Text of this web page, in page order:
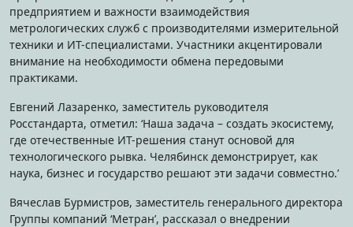
предприятием и важности взаимодействия
метрологических служб с производителями измерительной
техники и ИТ-специалистами. Участники акцентировали
внимание на необходимости обмена передовыми
практиками.
Евгений Лазаренко, заместитель руководителя
Росстандарта, отметил: ‘Наша задача – создать экосистему,
где отечественные ИТ-решения станут основой для
технологического рывка. Челябинск демонстрирует, как
наука, бизнес и государство решают эти задачи совместно.’
Вячеслав Бурмистров, заместитель генерального директора
Группы компаний ‘Метран’, рассказал о внедрении